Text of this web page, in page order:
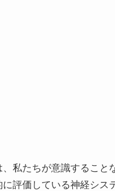
私たちが意識すること
評価している神経シス